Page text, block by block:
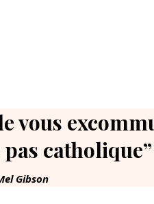
vous
pas catholique”
Gibson